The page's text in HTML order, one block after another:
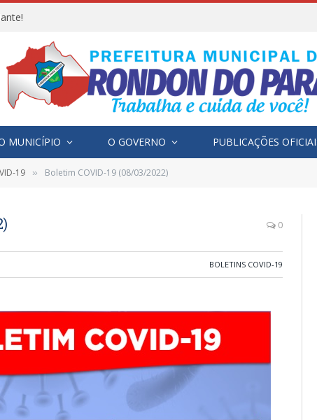
MUNICÍPIO O GOVERNO PUBLICAÇÕES
19 » Boletim COVID-19 (08/03/2022)
0
BOLETINS COVID-19